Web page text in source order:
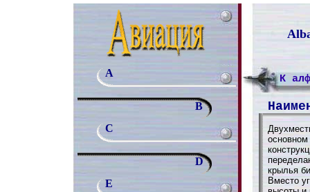
A
B
C
D
E
К
основном
крылья
Вместо